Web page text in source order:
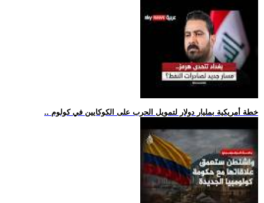
.. خطة أمريكية بمليار دولار لتمويل الحرب على الكوكايين في كولوم